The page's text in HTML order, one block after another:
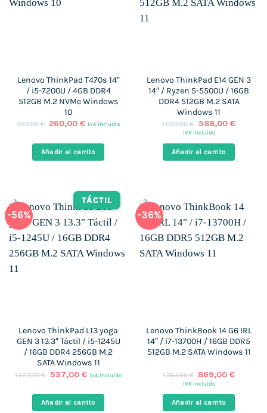
Lenovo ThinkPad T470s 14″
/ i5-7200U / 4GB DDR4
512GB M.2 NVMe Windows
10
359,00€ El
era:
359,00 €.
260,00€El
es:
260,00 €.
IVA incluido
Añadir al carrito
Lenovo ThinkPad E14 GEN 3
14″ / Ryzen 5-5500U / 16GB
DDR4 512GB M.2 SATA
Windows 11
1.059,00€
El
precio
era:
1.059,00 €.
588,00 €El
es:
IVA incluido
Añadir al carrito
-56%
TÁCTIL
Lenovo ThinkPad L13 yoga
GEN 3 13.3″ Táctil / i5-1245U
/ 16GB DDR4 256GB M.2
SATA Windows 11
1.227,00€
El
era:
1.227,00 €.
537,00 €El
es:
537,00 €.
IVA incluido
Añadir al carrito
-36%
Lenovo ThinkBook 14 G6 IRL
14″ / i7-13700H / 16GB DDR5
512GB M.2 SATA Windows 11
1.364,00€ El
precio
era:
1.364,00 €.
869,00€El
es:
869,00
IVA incluido
Añadir al carrito